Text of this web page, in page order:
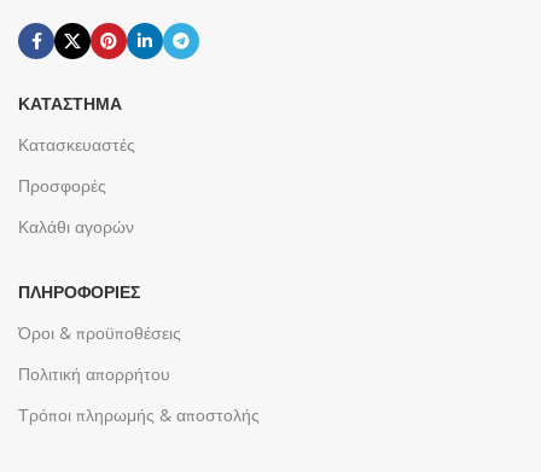
ΚΑΤΆΣΤΗΜΑ
Κατασκευαστές
Προσφορές
Καλάθι αγορών
ΠΛΗΡΟΦΟΡΊΕΣ
Όροι & προϋποθέσεις
Πολιτική απορρήτου
Τρόποι πληρωμής & αποστολής